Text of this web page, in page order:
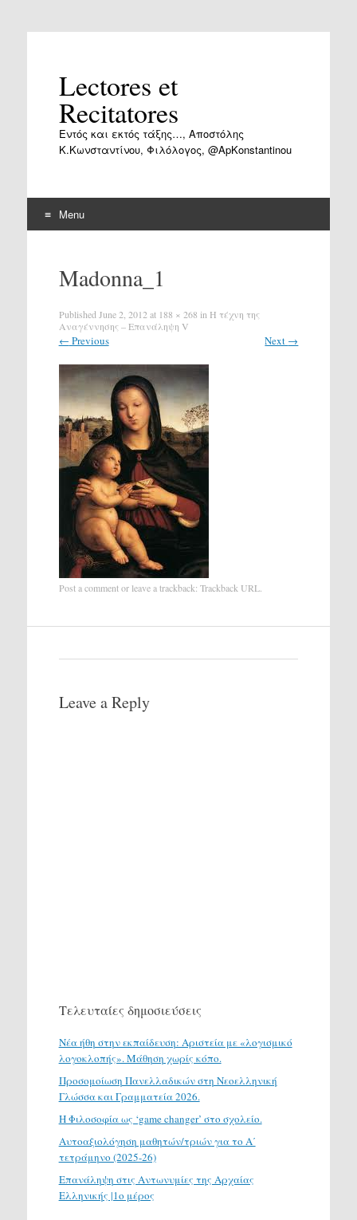
Lectores et
Recitatores
Εντός και εκτός τάξης…, Αποστόλης
Κ.Κωνσταντίνου, Φιλόλογος, @ApKonstantinou
Menu
contentMadonna_1
Published June 2, 2012 at 188 × 268 in Η τέχνη της
Αναγέννησης – Επανάληψη V
← Previous Next →
Post a commentor leave a trackback: Trackback URL.
Leave a Reply
Τελευταίες δημοσιεύσεις
Νέα ήθη στην εκπαίδευση: Αριστεία με «λογισμικό
λογοκλοπής». Μάθηση χωρίς κόπο.
Προσομοίωση Πανελλαδικών στη Νεοελληνική
Γλώσσα και Γραμματεία 2026.
H Φιλοσοφία ως ‘game changer’ στο σχολείο.
Αυτοαξιολόγηση μαθητών/τριών για το Α΄
τετράμηνο (2025-26)
Επανάληψη στις Αντωνυμίες της Αρχαίας
Ελληνικής |1ο μέρος